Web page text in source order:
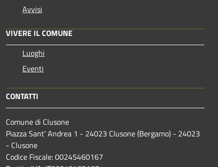
Avvisi
VIVERE IL COMUNE
Luoghi
Eventi
CONTATTI
Comune di Clusone
Piazza Sant' Andrea 1 - 24023 Clusone (Bergamo) - 24023
- Clusone
Codice Fiscale: 00245460167